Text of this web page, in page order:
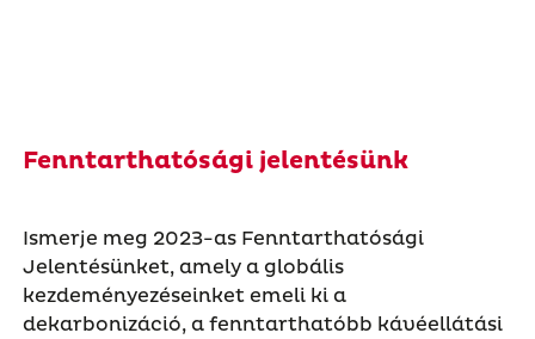
Fenntarthatósági jelentésünk
Ismerje meg 2023-as Fenntarthatósági
Jelentésünket, amely a globális
kezdeményezéseinket emeli ki a
dekarbonizáció, a fenntarthatóbb kávéellátási